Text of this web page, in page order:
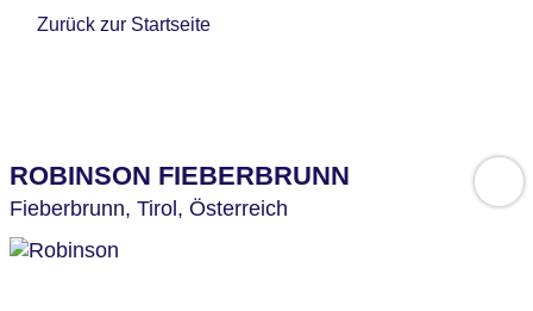
Zurück zur Startseite
ROBINSON FIEBERBRUNN
Fieberbrunn, Tirol, Österreich